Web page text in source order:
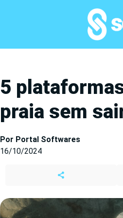
5
praia sem
Por Portal Softwares
16/10/2024